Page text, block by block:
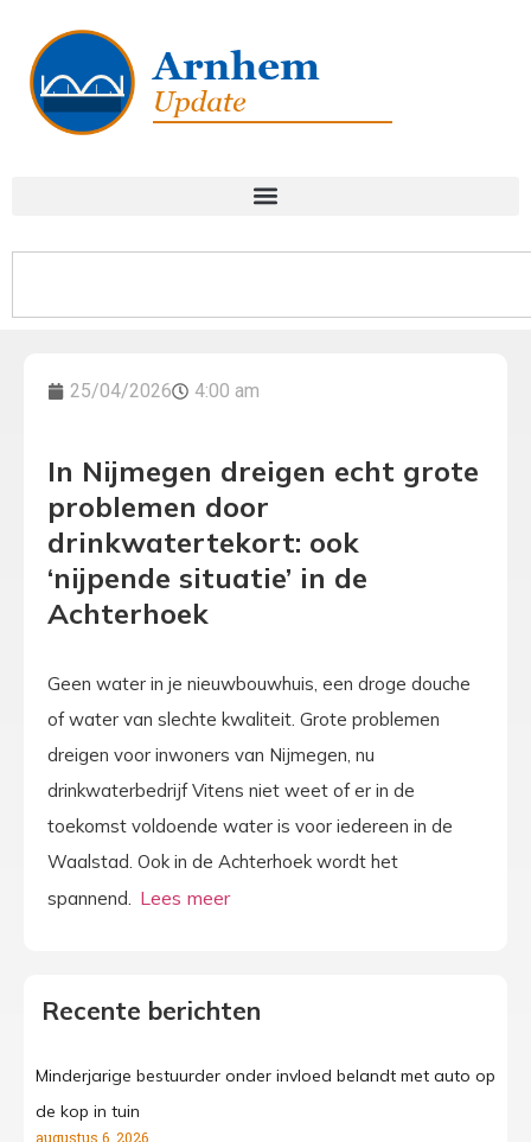
25/04/2026 4:00 am
In Nijmegen dreigen echt grote
problemen door
drinkwatertekort: ook
‘nijpende situatie’ in de
Achterhoek
Geen water in je nieuwbouwhuis, een droge douche
of water van slechte kwaliteit. Grote problemen
dreigen voor inwoners van Nijmegen, nu
drinkwaterbedrijf Vitens niet weet of er in de
toekomst voldoende water is voor iedereen in de
Waalstad. Ook in de Achterhoek wordt het
spannend.
Recente berichten
Minderjarige bestuurder onder invloed belandt met auto op
de kop in tuin
augustus 6, 2026